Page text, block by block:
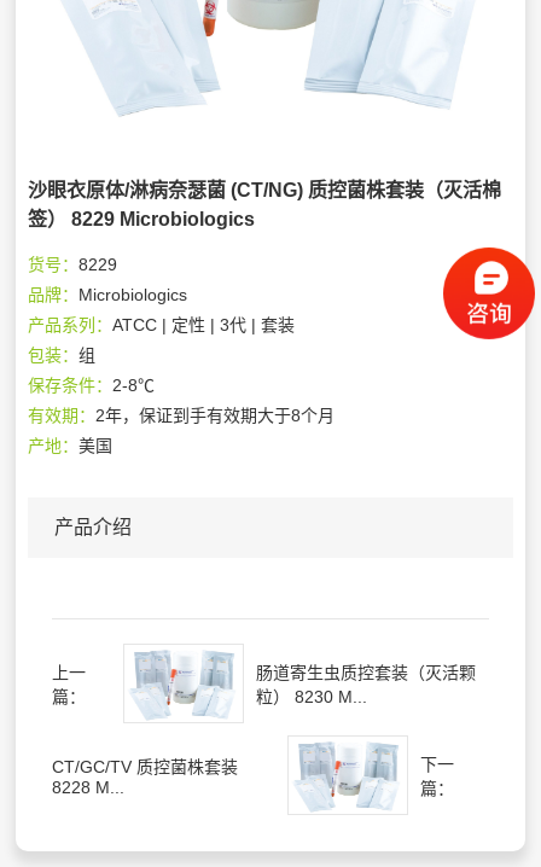
沙眼衣原体/淋病奈瑟菌 (CT/NG) 质控菌株套装（灭活棉
签） 8229 Microbiologics
货号：8229
品牌： Microbiologics
产品系列：ATCC | 定性 | 3代 | 套装
包装：组
保存条件： 2-8℃
有效期： 2年，保证到手有效期大于8个月
产地：美国
产品介绍
上一
篇：
肠道寄生虫质控套装（灭活颗
粒） 8230 M...
CT/GC/TV 质控菌株套装
8228 M...
下一
篇：